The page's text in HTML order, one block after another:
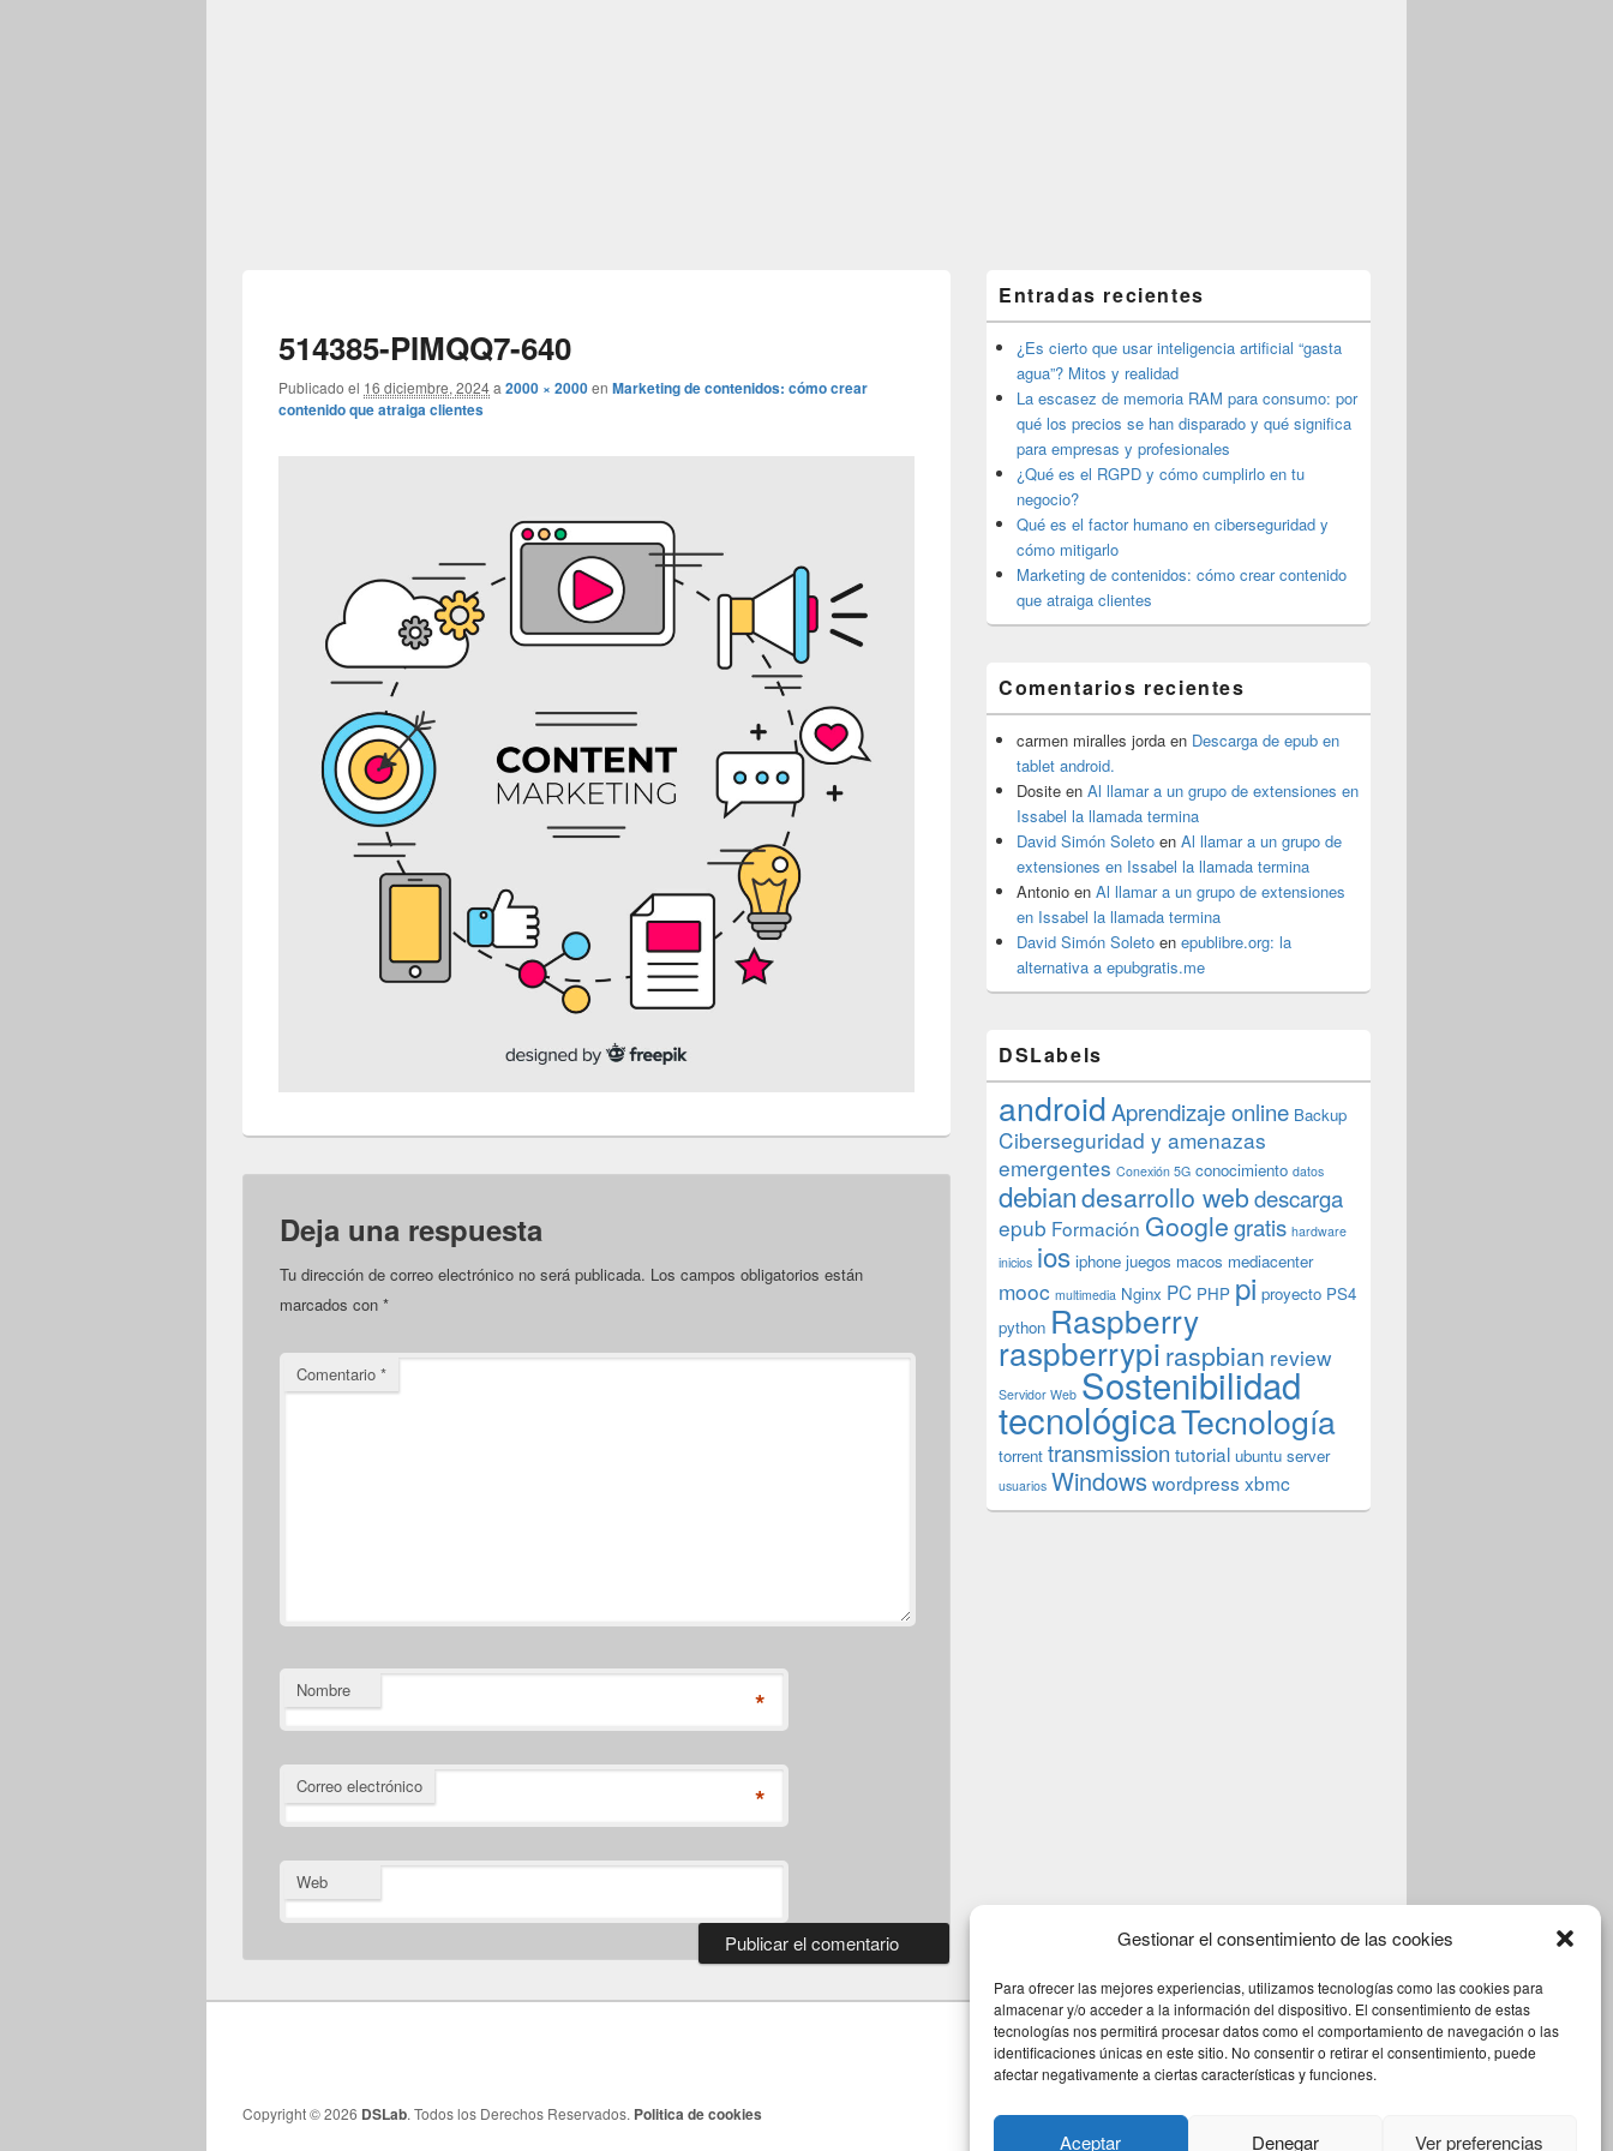
Gestionar el consentimiento de las cookies
Para ofrecer las mejores experiencias, utilizamos tecnologías como las cookies para
almacenar y/o acceder a la información del dispositivo. El consentimiento de estas
tecnologías nos permitirá procesar datos como el comportamiento de navegación o las
identificaciones únicas en este sitio. No consentir o retirar el consentimiento, puede
afectar negativamente a ciertas características y funciones.
Aceptar Denegar Ver preferencias
Navegador
imágenes
514385-PIMQQ7-640
Publicado el 16 diciembre, 2024a 2000 × 2000en Marketing de contenidos: cómo crear
contenido que atraiga clientes
Deja una respuesta
Tu dirección de correo electrónico no será publicada. Los campos obligatorios están
marcados con *
Comentario *
Nombre *
Correo electrónico *
Web
área
de
widget
barra
lateral
primaria
Entradas recientes
¿Es cierto que usar inteligencia artificial “gasta
agua”? Mitos y realidad
La escasez de memoria RAM para consumo: por
qué los precios se han disparado y qué significa
para empresas y profesionales
¿Qué es el RGPD y cómo cumplirlo en tu
negocio?
Qué es el factor humano en ciberseguridad y
cómo mitigarlo
Marketing de contenidos: cómo crear contenido
que atraiga clientes
Comentarios recientes
carmen miralles jorda en Descarga de epub en
tablet android.
Dosite en Al llamar a un grupo de extensiones en
Issabel la llamada termina
David Simón Soleto en Al llamar a un grupo de
extensiones en Issabel la llamada termina
Antonio en Al llamar a un grupo de extensiones
en Issabel la llamada termina
David Simón Soleto en epublibre.org: la
alternativa a epubgratis.me
DSLabels
androidAprendizaje online Backup
Ciberseguridad y amenazas
emergentes Conexión 5G conocimiento datos
debiandesarrollo webdescarga
epub Formación Googlegratis hardware
inicios ios iphone juegos macos mediacenter
mooc multimedia Nginx PC PHP pi proyecto PS4
python Raspberry
raspberrypi raspbian review
Servidor Web Sostenibilidad
tecnológicaTecnología
torrent transmission tutorial ubuntu server
usuarios Windowswordpress xbmc
Copyright © 2026 DSLab. Todos los Derechos Reservados. Politica de cookies Theme: Catch Box by